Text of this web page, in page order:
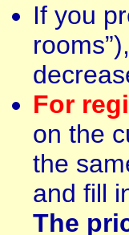
If you
For
on the
the
and fill
The